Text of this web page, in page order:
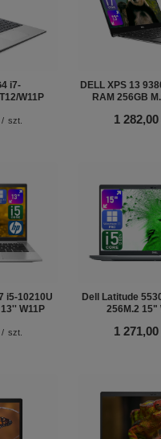
i7-
W11P
/ szt.
DELL XPS 13
RAM 256GB
1 282,00
i5-10210U
W11P
/ szt.
Dell Latitude
256M.2 15"
1 271,00